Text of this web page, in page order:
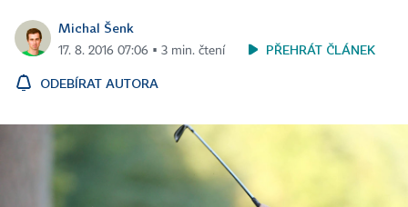
Michal Šenk
17. 8. 2016 07:06 ▪ 3 min. čtení PŘEHRÁT ČLÁNEK
ODEBÍRAT AUTORA